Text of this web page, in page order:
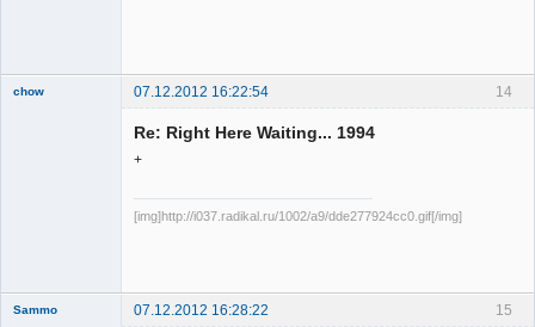
14
chow 07.12.2012 16:22:54
Re: Right Here Waiting... 1994
+
[img]http://i037.radikal.ru/1002/a9/dde277924cc0.gif[/img]
15
Sammo
07.12.2012 16:28:22